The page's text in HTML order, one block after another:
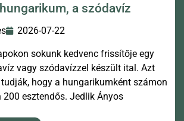
a szódavíz
2026-07-22
sokunk kedvenc frissítője egy
vagy szódavízzel készült ital. Azt
hogy a hungarikumként számon
esztendős. Jedlik Ányos